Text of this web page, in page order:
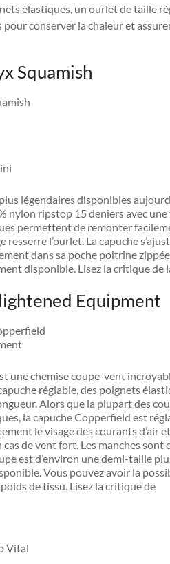
élastiques, un ourlet de taille
conserver la chaleur et
Squamish
légendaires disponibles
nylon ripstop 15 deniers avec
permettent de remonter
l’ourlet. La capuche
dans sa poche poitrine
disponible. Lisez la critique de
Equipment
une chemise coupe-vent
réglable, des poignets
Alors que la plupart des
la capuche Copperfield est
le visage des courants d’air et
de vent fort. Les manches sont
est d’environ une demi-taille
Vous pouvez avoir la
de tissu. Lisez la critique de